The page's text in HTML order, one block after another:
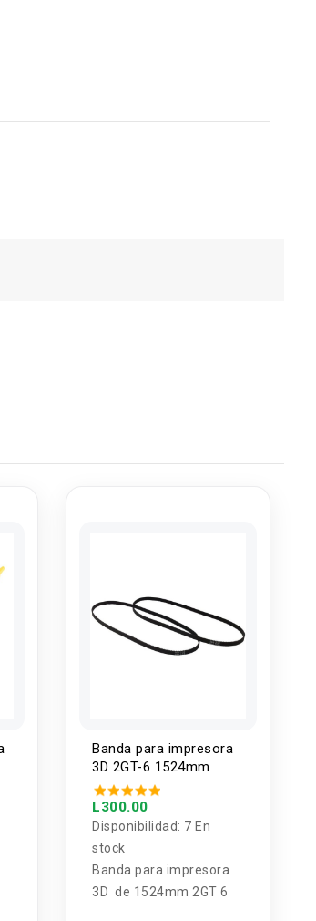
Banda para impresora
3D 2GT-6 1524mm
L300.00
Disponibilidad: 7 En
stock
Banda para impresora
3D de 1524mm 2GT 6